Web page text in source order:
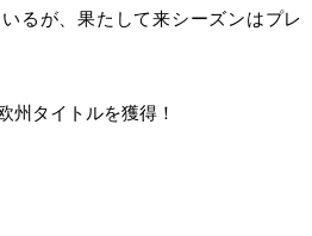
るが、果たして来シーズンはプレ
州タイトルを獲得！